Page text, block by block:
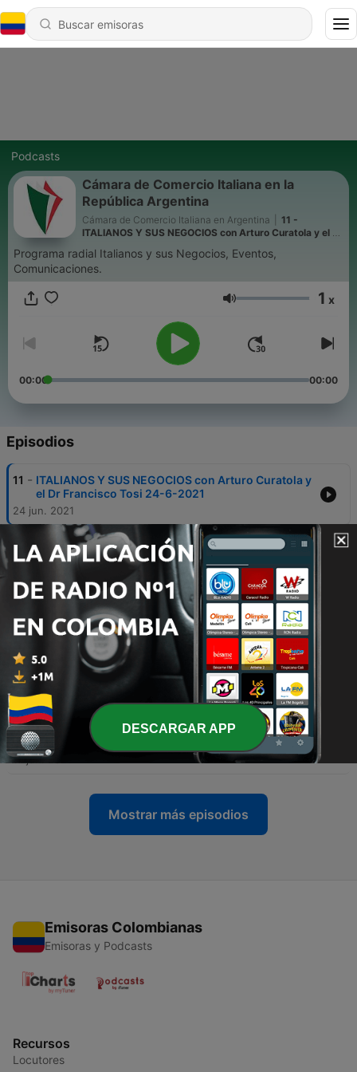
Podcasts
Cámara de Comercio Italiana en la
República Argentina
Cámara de Comercio Italiana en Argentina
11 -
ITALIANOS Y SUS NEGOCIOS con Arturo Curatola y el Dr
Programa radial Italianos y sus Negocios, Eventos,
Comunicaciones.
Volumen 1 x
00:00 00:00
Episodios
11 - ITALIANOS Y SUS NEGOCIOS con Arturo Curatola y
el Dr Francisco Tosi 24-6-2021
24 jun. 2021
10 -
Italianos y sus Negocios con Arturo Curatola 10-
6-2021
Italianos y sus Negocios con Arturo Curatola 27-5-
2021
17 jun. 2021
7 - Italianos y sus Negocios con Arturo Curatola 20-5-
2021
17 jun. 2021
5 - Italianos y sus Negocios con Arturo Curatola 6-5-
2021
17 jun. 2021
Mostrar más episodios
Emisoras Colombianas
Emisoras y Podcasts
Recursos
Locutores
DESCARGAR APP